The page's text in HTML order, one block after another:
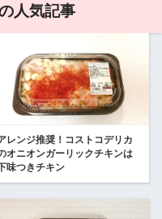
人気記事
レンジ推奨！コストコデリカ
オニオンガーリックチキンは
下味つきチキン